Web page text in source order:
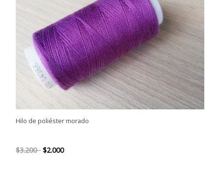
Hilo de poliéster morado
$3.200 $2.000